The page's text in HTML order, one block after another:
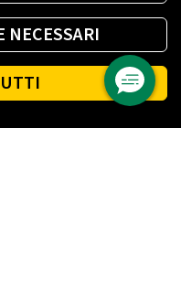
NECESSARI